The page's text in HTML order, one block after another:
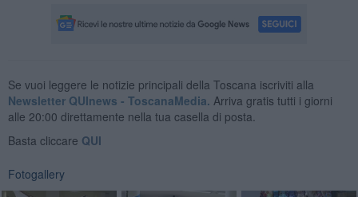
Se vuoi leggere le notizie principali della Toscana iscriviti alla
Newsletter QUInews - ToscanaMedia. Arriva gratis tutti i giorni
alle 20:00 direttamente nella tua casella di posta.
Basta cliccare QUI
Fotogallery